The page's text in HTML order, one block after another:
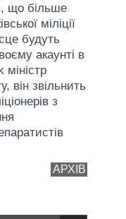
що більше
міліції
будуть
акаунті в
міністр
він звільнить
з
АРХІВ